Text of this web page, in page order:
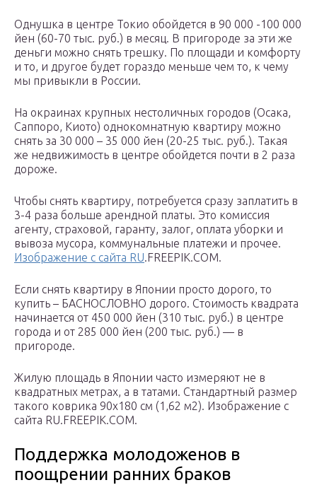
Однушка в центре Токио обойдется в 90 000 -100 000
йен (60-70 тыс. руб.) в месяц. В пригороде за эти же
деньги можно снять трешку. По площади и комфорту
и то, и другое будет гораздо меньше чем то, к чему
мы привыкли в России.
На окраинах крупных нестоличных городов (Осака,
Саппоро, Киото) однокомнатную квартиру можно
снять за 30 000 – 35 000 йен (20-25 тыс. руб.). Такая
же недвижимость в центре обойдется почти в 2 раза
дороже.
Чтобы снять квартиру, потребуется сразу заплатить в
3-4 раза больше арендной платы. Это комиссия
агенту, страховой, гаранту, залог, оплата уборки и
вывоза мусора, коммунальные платежи и прочее.
Изображение с сайта RU.FREEPIK.COM.
Если снять квартиру в Японии просто дорого, то
купить – БАСНОСЛОВНО дорого. Стоимость квадрата
начинается от 450 000 йен (310 тыс. руб.) в центре
города и от 285 000 йен (200 тыс. руб.) — в
пригороде.
Жилую площадь в Японии часто измеряют не в
квадратных метрах, а в татами. Стандартный размер
такого коврика 90х180 см (1,62 м2). Изображение с
сайта RU.FREEPIK.COM.
Поддержка молодоженов в
поощрении ранних браков